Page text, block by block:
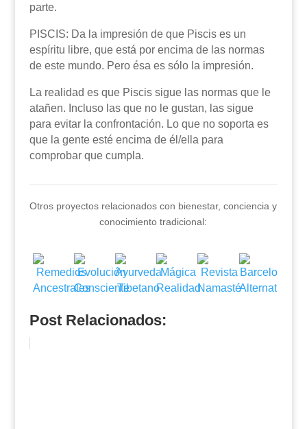
parte.
PISCIS: Da la impresión de que Piscis es un
espíritu libre, que está por encima de las normas
de este mundo. Pero ésa es sólo la impresión.
La realidad es que Piscis sigue las normas que le
atañen. Incluso las que no le gustan, las sigue
para evitar la confrontación. Lo que no soporta es
que la gente esté encima de él/ella para
comprobar que cumpla.
Otros proyectos relacionados con bienestar, conciencia y
conocimiento tradicional:
Post Relacionados: